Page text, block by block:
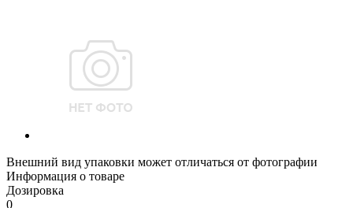
Внешний вид упаковки может отличаться от фотографии
Информация о товаре
Дозировка
0